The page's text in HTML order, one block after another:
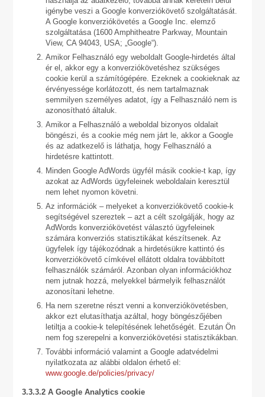
igénybe veszi a Google konverziókövető szolgáltatását.
A Google konverziókövetés a Google Inc. elemző
szolgáltatása (1600 Amphitheatre Parkway, Mountain
View, CA 94043, USA; „Google“).
Amikor Felhasználó egy weboldalt Google-hirdetés által
ér el, akkor egy a konverziókövetéshez szükséges
cookie kerül a számítógépére. Ezeknek a cookieknak az
érvényessége korlátozott, és nem tartalmaznak
semmilyen személyes adatot, így a Felhasználó nem is
azonosítható általuk.
Amikor a Felhasználó a weboldal bizonyos oldalait
böngészi, és a cookie még nem járt le, akkor a Google
és az adatkezelő is láthatja, hogy Felhasználó a
hirdetésre kattintott.
Minden Google AdWords ügyfél másik cookie-t kap, így
azokat az AdWords ügyfeleinek weboldalain keresztül
nem lehet nyomon követni.
Az információk – melyeket a konverziókövető cookie-k
segítségével szereztek – azt a célt szolgálják, hogy az
AdWords konverziókövetést választó ügyfeleinek
számára konverziós statisztikákat készítsenek. Az
ügyfelek így tájékozódnak a hirdetésükre kattintó és
konverziókövető címkével ellátott oldalra továbbított
felhasználók számáról. Azonban olyan információkhoz
nem jutnak hozzá, melyekkel bármelyik felhasználót
azonosítani lehetne.
Ha nem szeretne részt venni a konverziókövetésben,
akkor ezt elutasíthatja azáltal, hogy böngészőjében
letiltja a cookie-k telepítésének lehetőségét. Ezután Ön
nem fog szerepelni a konverziókövetési statisztikákban.
További információ valamint a Google adatvédelmi
nyilatkozata az alábbi oldalon érhető el:
www.google.de/policies/privacy/
3.3.3.2 A Google Analytics cookie